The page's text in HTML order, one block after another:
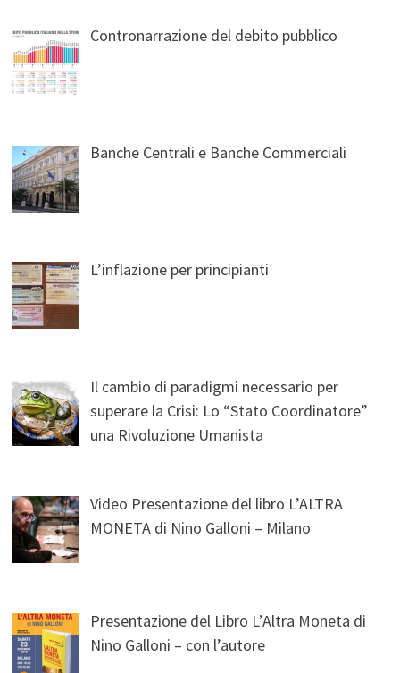
Contronarrazione del debito pubblico
Banche Centrali e Banche Commerciali
L’inflazione per principianti
Il cambio di paradigmi necessario per
superare la Crisi: Lo “Stato Coordinatore”
una Rivoluzione Umanista
Video Presentazione del libro L’ALTRA
MONETA di Nino Galloni – Milano
Presentazione del Libro L’Altra Moneta di
Nino Galloni – con l’autore